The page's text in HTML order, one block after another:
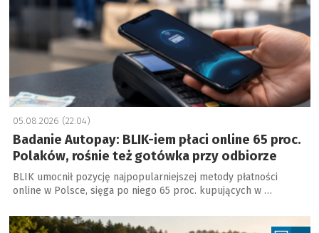
05.08.2026 (22:04)
Badanie Autopay: BLIK-iem płaci online 65 proc.
Polaków, rośnie też gotówka przy odbiorze
BLIK umocnił pozycję najpopularniejszej metody płatności
online w Polsce, sięga po niego 65 proc. kupujących w …
a